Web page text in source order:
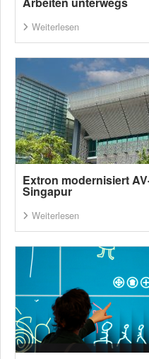
Weiterlesen
Extron modernisiert
Singapur
Weiterlesen